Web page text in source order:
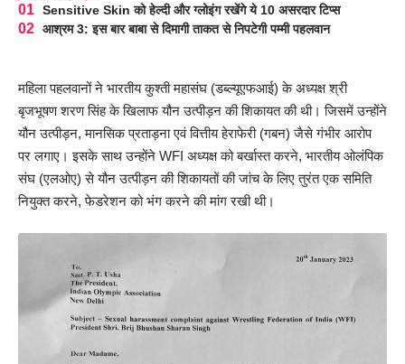
Sensitive Skin को हेल्दी और ग्लोइंग रखेंगे ये 10 असरदार टिप्स
आश्रम 3: इस बार बाबा से दिमागी ताकत से निपटेगी पम्मी पहलवान
महिला पहलवानों ने भारतीय कुश्ती महासंघ (डब्ल्यूएफआई) के अध्यक्ष श्री
बृजभूषण शरण सिंह के खिलाफ यौन उत्पीड़न की शिकायत की थी। जिसमें उन्होंने
यौन उत्पीड़न, मानसिक प्रताड़ना एवं वित्तीय हेराफेरी (गबन) जैसे गंभीर आरोप
पर लगाए। इसके साथ उन्होंने WFI अध्यक्ष को बर्खास्त करने, भारतीय ओलंपिक
संघ (एलओए) से यौन उत्पीड़न की शिकायतों की जांच के लिए तुरंत एक समिति
नियुक्त करने, फेडरेशन को भंग करने की मांग रखी थी।